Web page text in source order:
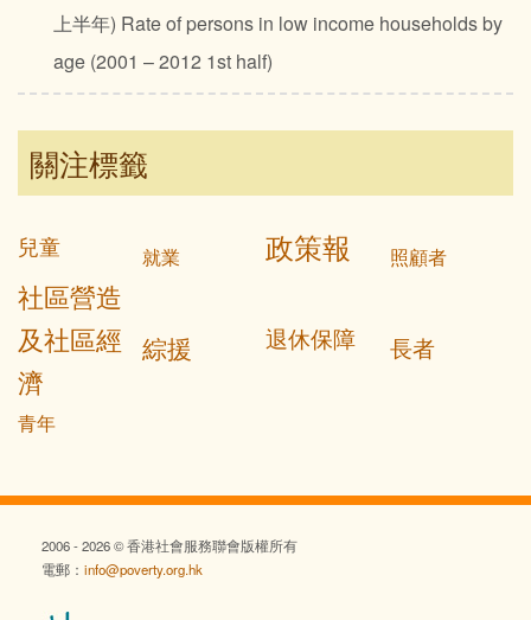
上半年) Rate of persons in low income households by
age (2001 – 2012 1st half)
關注標籤
兒童 就業 政策報 照顧者
社區營造
及社區經
濟
綜援 退休保障 長者
青年
2006 - 2026 © 香港社會服務聯會版權所有
電郵： info@poverty.org.hk